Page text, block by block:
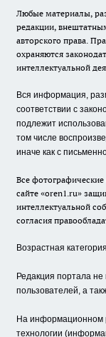
Любые материалы,
редакции,
авторского права.
охраняются
интеллектуальной
Вся информация,
соответствии с
подлежит
том числе
иначе как с
Все
сайте «oren1.ru»
интеллектуальной
согласия
Возрастная
Редакция портала не
пользователей, а
На информационном
технологии